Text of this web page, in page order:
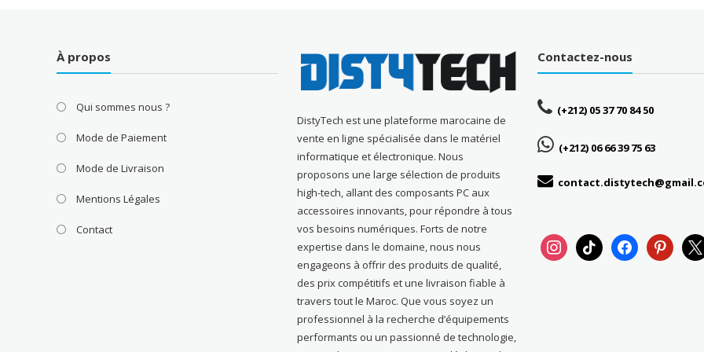
À propos
Qui sommes nous ?
Mode de Paiement
Mode de Livraison
Mentions Légales
Contact
DistyTech est une plateforme marocaine de
vente en ligne spécialisée dans le matériel
informatique et électronique. Nous
proposons une large sélection de produits
high-tech, allant des composants PC aux
accessoires innovants, pour répondre à tous
vos besoins numériques. Forts de notre
expertise dans le domaine, nous nous
engageons à offrir des produits de qualité,
des prix compétitifs et une livraison fiable à
travers tout le Maroc. Que vous soyez un
professionnel à la recherche d’équipements
performants ou un passionné de technologie,
Contactez-nous
(+212) 05 37 70 84 50
(+212) 06 66 39 75 63
instagramtiktok facebookpinterest
x